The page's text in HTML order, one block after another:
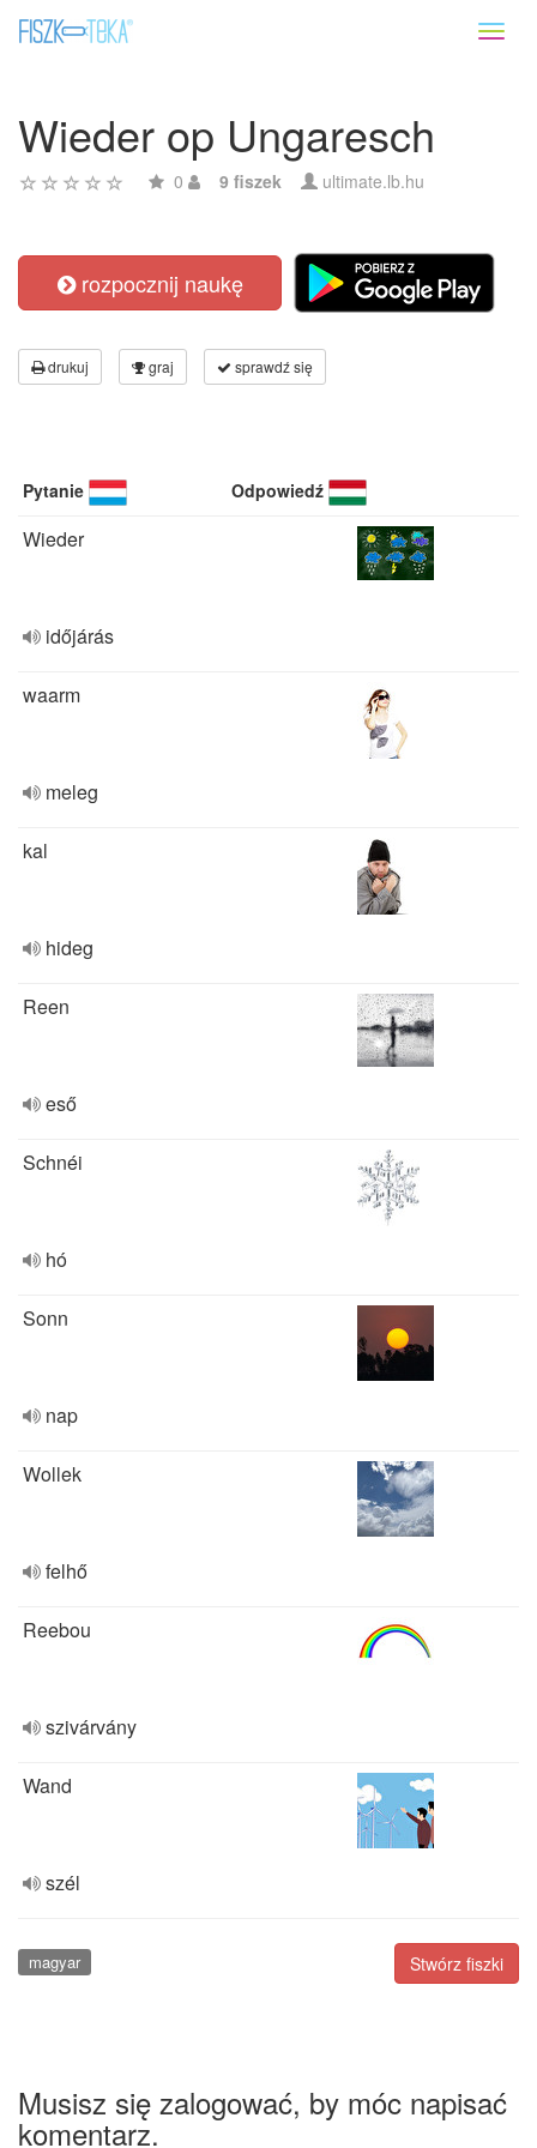
Wieder op Ungaresch
0 9 fiszek ultimate.lb.hu
rozpocznij naukę
drukuj graj sprawdź się
Pytanie Odpowiedź
Wieder
időjárás
waarm
meleg
kal
hideg
Reen
eső
Schnéi
hó
Sonn
nap
Wollek
felhő
Reebou
szivárvány
Wand
szél
Stwórz fiszki
magyar
Musisz się zalogować, by móc napisać
komentarz.